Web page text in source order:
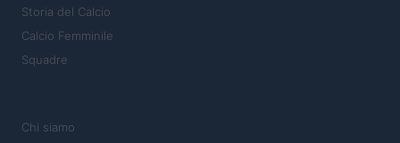
Storia del Calcio
Calcio Femminile
Squadre
Chi siamo